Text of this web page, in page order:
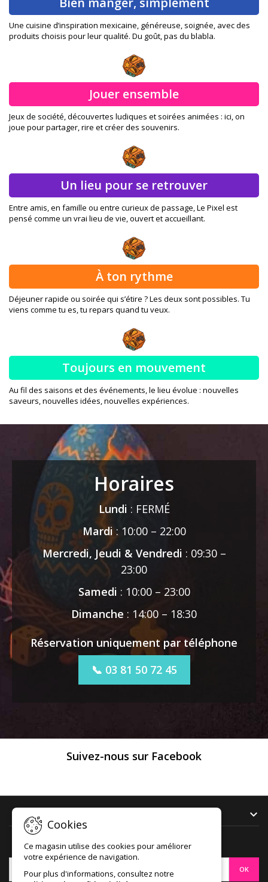
Bien manger, simplement
Une cuisine d’inspiration mexicaine, généreuse, soignée, avec des
produits choisis pour leur qualité. Du goût, pas du blabla.
Jouer ensemble
Jeux de société, découvertes ludiques et soirées animées : ici, on
joue pour partager, rire et créer des souvenirs.
Un lieu pour se retrouver
Entre amis, en famille ou entre curieux de passage, Le Pixel est
pensé comme un vrai lieu de vie, ouvert et accueillant.
À ton rythme
Déjeuner rapide ou soirée qui s’étire ? Les deux sont possibles. Tu
viens comme tu es, tu repars quand tu veux.
Toujours en mouvement
Au fil des saisons et des événements, le lieu évolue : nouvelles
saveurs, nouvelles idées, nouvelles expériences.
Horaires
Lundi : FERMÉ
Mardi : 10:00 – 22:00
Mercredi, Jeudi & Vendredi : 09:30 –
23:00
Samedi : 10:00 – 23:00
Dimanche : 14:00 – 18:30
Réservation uniquement par téléphone
📞 03 81 50 72 45
Suivez-nous sur Facebook

Cookies
Ce magasin utilise des cookies pour améliorer
votre expérience de navigation.
Pour plus d'informations, consultez notre
LETTRE D'INFORMATIONS